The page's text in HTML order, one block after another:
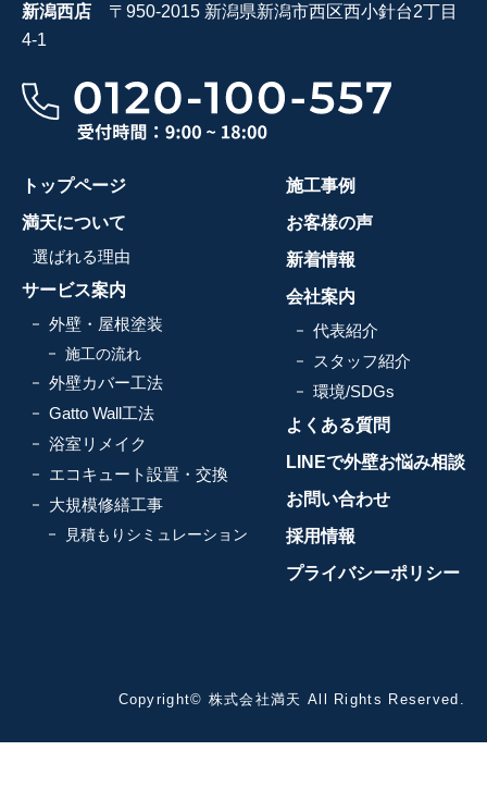
新潟西店 〒950-2015 新潟県新潟市西区西小針台2丁目
4-1
トップページ
満天について
選ばれる理由
サービス案内
外壁・屋根塗装
施工の流れ
外壁カバー工法
Gatto Wall工法
浴室リメイク
エコキュート設置・交換
大規模修繕工事
見積もりシミュレーション
施工事例
お客様の声
新着情報
会社案内
代表紹介
スタッフ紹介
環境/SDGs
よくある質問
LINEで外壁お悩み相談
お問い合わせ
採用情報
プライバシーポリシー
Copyright© 株式会社満天 All Rights Reserved.